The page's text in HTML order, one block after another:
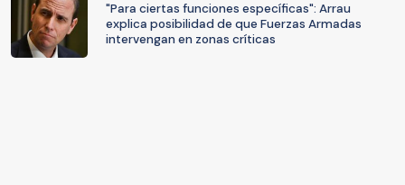
"Para ciertas funciones específicas": Arrau
explica posibilidad de que Fuerzas Armadas
intervengan en zonas críticas